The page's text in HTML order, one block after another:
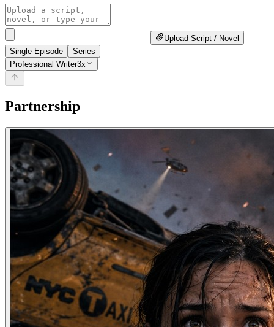
Upload Script / Novel
Single Episode
Series
Professional Writer3x
Partnership